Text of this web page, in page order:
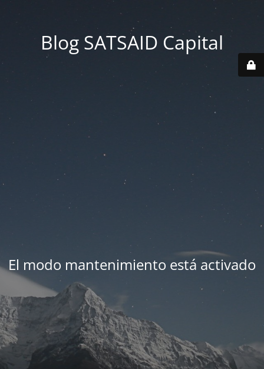
Blog SATSAID Capital
El modo mantenimiento está activado